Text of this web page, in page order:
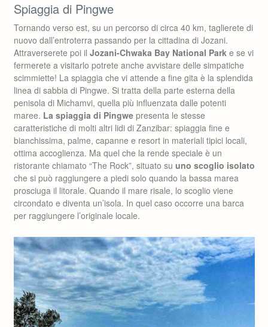
Spiaggia di Pingwe
Tornando verso est, su un percorso di circa 40 km, taglierete di
nuovo dall’entroterra passando per la cittadina di Jozani.
Attraverserete poi il Jozani-Chwaka Bay National Park e se vi
fermerete a visitarlo potrete anche avvistare delle simpatiche
scimmiette! La spiaggia che vi attende a fine gita è la splendida
linea di sabbia di Pingwe. Si tratta della parte esterna della
penisola di Michamvi, quella più influenzata dalle potenti
maree. La spiaggia di Pingwe presenta le stesse
caratteristiche di molti altri lidi di Zanzibar: spiaggia fine e
bianchissima, palme, capanne e resort in materiali tipici locali,
ottima accoglienza. Ma quel che la rende speciale è un
ristorante chiamato “The Rock”, situato su uno scoglio isolato
che si può raggiungere a piedi solo quando la bassa marea
prosciuga il litorale. Quando il mare risale, lo scoglio viene
circondato e diventa un’isola. In quel caso occorre una barca
per raggiungere l’originale locale.